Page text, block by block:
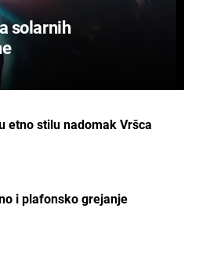
solarnih
etno stilu nadomak Vršca
i plafonsko grejanje